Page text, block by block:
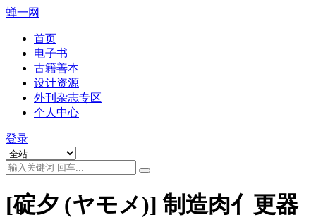
蝉一网
首页
电子书
古籍善本
设计资源
外刊杂志专区
个人中心
登录
[碇夕 (ヤモメ)] 制造肉亻更器